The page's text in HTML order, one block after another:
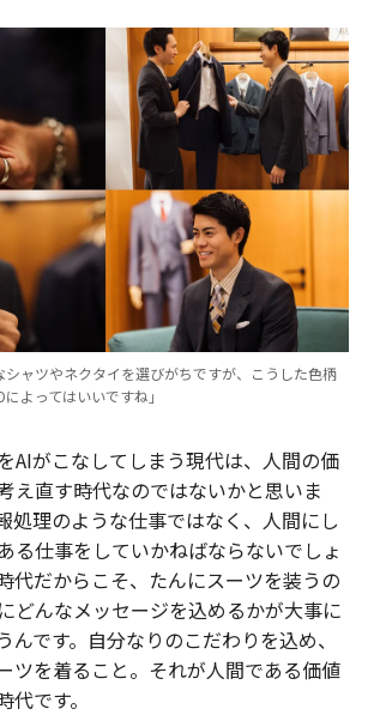
シャツやネクタイを選びがちですが、こうした色柄
よってはいいですね」
AIがこなしてしまう現代は、人間の価
え直す時代なのではないかと思いま
処理のような仕事ではなく、人間にし
る仕事をしていかねばならないでしょ
代だからこそ、たんにスーツを装うの
どんなメッセージを込めるかが大事に
んです。自分なりのこだわりを込め、
ツを着ること。それが人間である価値
です。